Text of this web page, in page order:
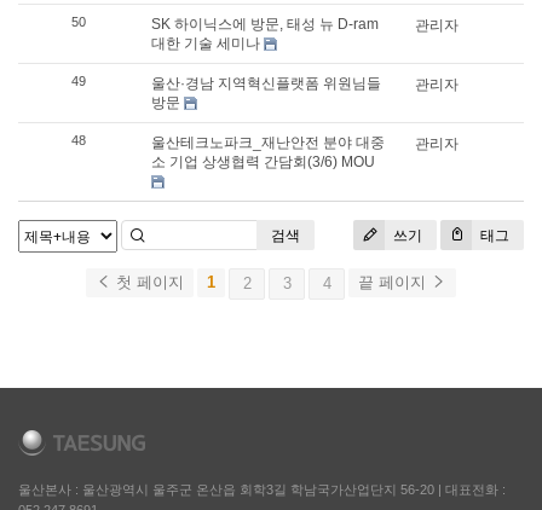
50
SK 하이닉스에 방문, 태성 뉴 D-ram
대한 기술 세미나
관리자
49
울산·경남 지역혁신플랫폼 위원님들
방문
관리자
48
울산테크노파크_재난안전 분야 대중
소 기업 상생협력 간담회(3/6) MOU
관리자
쓰기 태그
검색
첫 페이지 1 2 3 4 끝 페이지
울산본사 : 울산광역시 울주군 온산읍 회학3길 학남국가산업단지 56-20 | 대표전화 :